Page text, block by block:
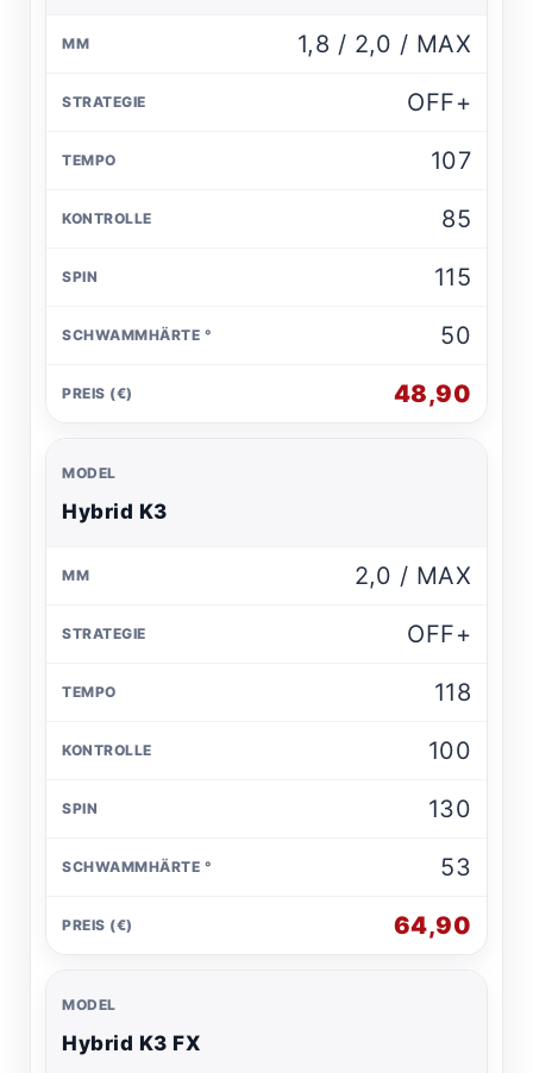
1,8 / 2,0 / MAX
OFF+
107
85
115
50
48,90
Hybrid K3
2,0 / MAX
OFF+
118
100
130
53
64,90
Hybrid K3 FX